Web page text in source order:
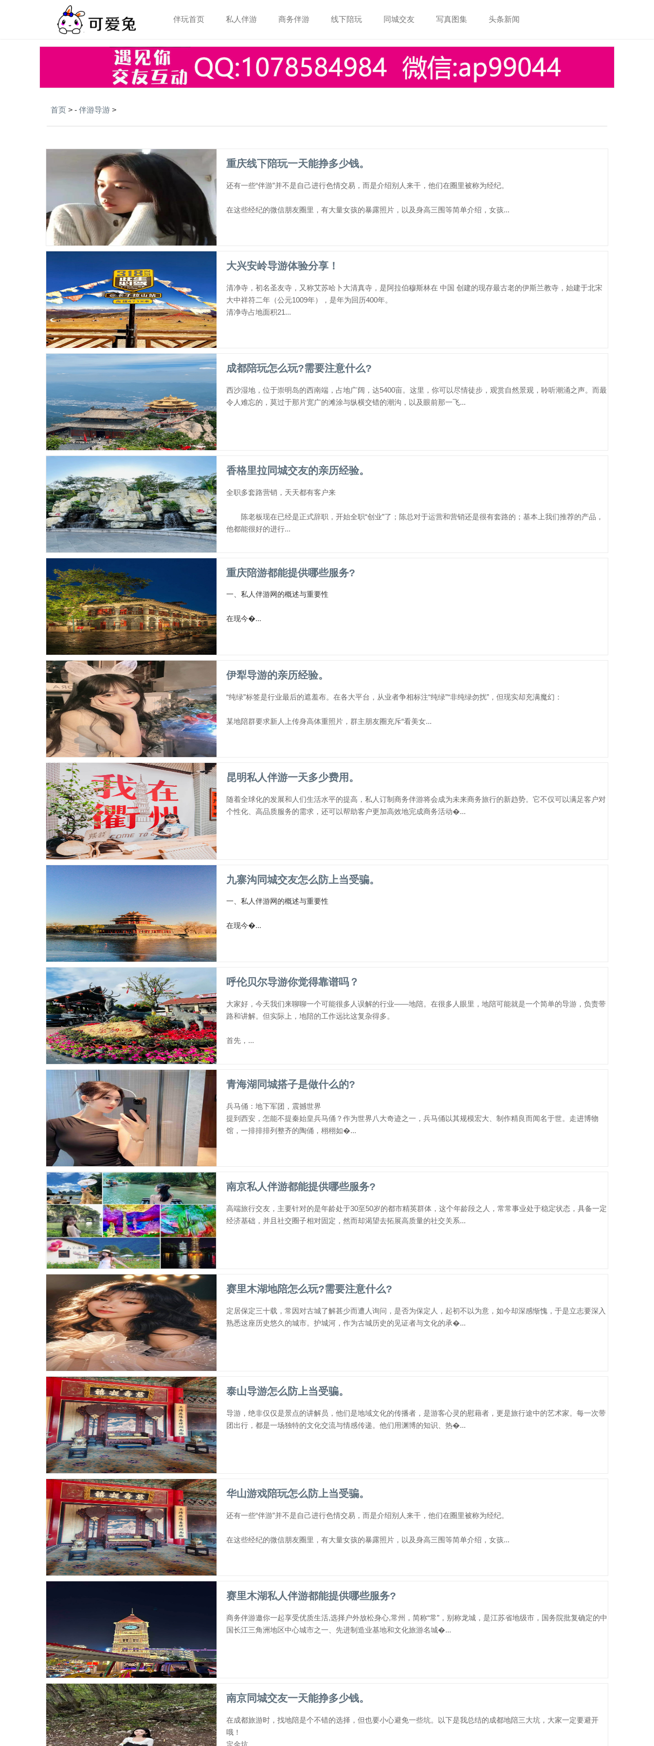
伴玩首页 私人伴游 商务伴游 线下陪玩 同城交友 写真图集 头条新闻
登 录
首页> - 伴游导游>
重庆线下陪玩一天能挣多少钱。
还有一些“伴游”并不是自己进行色情交易，而是介绍别人来干，他们在圈里被称为经纪。
在这些经纪的微信朋友圈里，有大量女孩的暴露照片，以及身高三围等简单介绍，女孩...
大兴安岭导游体验分享！
清净寺，初名圣友寺，又称艾苏哈卜大清真寺，是阿拉伯穆斯林在 中国 创建的现存最古老的伊斯兰教寺，始建于北宋
大中祥符二年（公元1009年），是年为回历400年。
清净寺占地面积21...
发布时间：26-01-15 浏览：82
成都陪玩怎么玩?需要注意什么?
西沙湿地，位于崇明岛的西南端，占地广阔，达5400亩。这里，你可以尽情徒步，观赏自然景观，聆听潮涌之声。而最
令人难忘的，莫过于那片宽广的滩涂与纵横交错的潮沟，以及眼前那一飞...
香格里拉同城交友的亲历经验。
全职多套路营销，天天都有客户来
陈老板现在已经是正式辞职，开始全职“创业”了；陈总对于运营和营销还是很有套路的；基本上我们推荐的产品，
他都能很好的进行...
重庆陪游都能提供哪些服务?
一、私人伴游网的概述与重要性
在现今�...
发布时间：26-01-13 浏览：86
伊犁导游的亲历经验。
“纯绿”标签是行业最后的遮羞布。在各大平台，从业者争相标注“纯绿”“非纯绿勿扰”，但现实却充满魔幻：
某地陪群要求新人上传身高体重照片，群主朋友圈充斥“看美女...
发布时间：26-01-12 浏览：67
昆明私人伴游一天多少费用。
随着全球化的发展和人们生活水平的提高，私人订制商务伴游将会成为未来商务旅行的新趋势。它不仅可以满足客户对
个性化、高品质服务的需求，还可以帮助客户更加高效地完成商务活动�...
发布时间：26-01-12 浏览：76
九寨沟同城交友怎么防上当受骗。
一、私人伴游网的概述与重要性
在现今�...
发布时间：26-01-11 浏览：69
呼伦贝尔导游你觉得靠谱吗？
大家好，今天我们来聊聊一个可能很多人误解的行业——地陪。在很多人眼里，地陪可能就是一个简单的导游，负责带
路和讲解。但实际上，地陪的工作远比这复杂得多。
首先，...
发布时间：26-01-11 浏览：62
青海湖同城搭子是做什么的?
兵马俑：地下军团，震撼世界
提到西安，怎能不提秦始皇兵马俑？作为世界八大奇迹之一，兵马俑以其规模宏大、制作精良而闻名于世。走进博物
馆，一排排排列整齐的陶俑，栩栩如�...
发布时间：26-01-10 浏览：76
南京私人伴游都能提供哪些服务?
高端旅行交友，主要针对的是年龄处于30至50岁的都市精英群体，这个年龄段之人，常常事业处于稳定状态，具备一定
经济基础，并且社交圈子相对固定，然而却渴望去拓展高质量的社交关系...
发布时间：26-01-10 浏览：77
赛里木湖地陪怎么玩?需要注意什么?
定居保定三十载，常因对古城了解甚少而遭人询问，是否为保定人，起初不以为意，如今却深感惭愧，于是立志要深入
熟悉这座历史悠久的城市。护城河，作为古城历史的见证者与文化的承�...
发布时间：26-01-09 浏览：71
泰山导游怎么防上当受骗。
导游，绝非仅仅是景点的讲解员，他们是地域文化的传播者，是游客心灵的慰藉者，更是旅行途中的艺术家。每一次带
团出行，都是一场独特的文化交流与情感传递。他们用渊博的知识、热�...
发布时间：26-01-09 浏览：78
华山游戏陪玩怎么防上当受骗。
还有一些“伴游”并不是自己进行色情交易，而是介绍别人来干，他们在圈里被称为经纪。
在这些经纪的微信朋友圈里，有大量女孩的暴露照片，以及身高三围等简单介绍，女孩...
赛里木湖私人伴游都能提供哪些服务?
商务伴游邀你一起享受优质生活,选择户外放松身心,常州，简称“常”，别称龙城，是江苏省地级市，国务院批复确定的中
国长江三角洲地区中心城市之一、先进制造业基地和文化旅游名城�...
发布时间：26-01-08 浏览：70
南京同城交友一天能挣多少钱。
在成都旅游时，找地陪是个不错的选择，但也要小心避免一些坑。以下是我总结的成都地陪三大坑，大家一定要避开
哦！